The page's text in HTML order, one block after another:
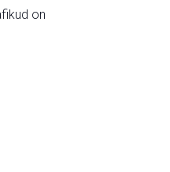
on